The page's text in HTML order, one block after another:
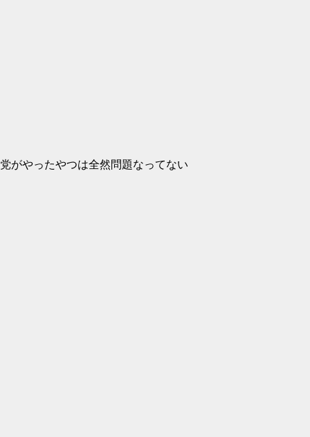
がやったやつは全然問題なってない